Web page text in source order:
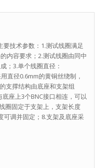
技术参数：1.测试线圈满足
内容要求；2.测试线圈由同中
；3.单个线圈直径：
直径0.6mm的黄铜丝绕制，
支撑结构由底座和支架组
座上3个BNC接口相连，可以
圈固定于支架上，支架长度
可调并固定；8.支架及底座采